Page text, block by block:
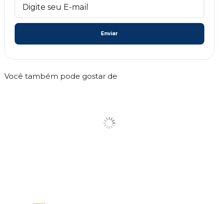
Enviar
Você também pode gostar de